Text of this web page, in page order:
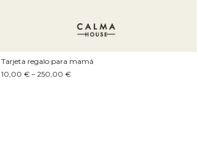
Tarjeta regalo para mamá
10,00 € – 250,00 €